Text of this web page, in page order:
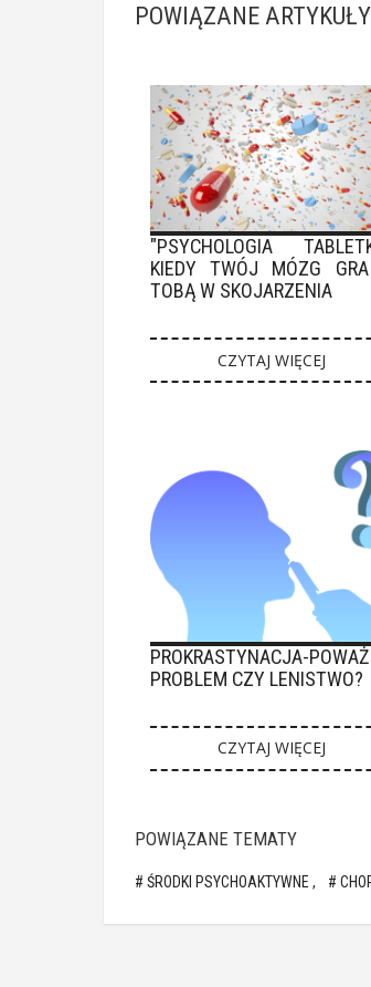
POWIĄZANE ARTYKUŁY
"PSYCHOLOGIA
KIEDY TWÓJ MÓZG GRA Z
TOBĄ W SKOJARZENIA
CZYTAJ WIĘCEJ
PROKRASTYNACJA-
PROBLEM CZY LENISTWO?
CZYTAJ WIĘCEJ
POWIĄZANE TEMATY
ŚRODKI PSYCHOAKTYWNE